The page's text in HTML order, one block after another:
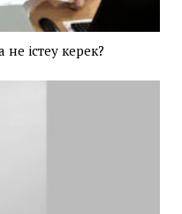
істеу керек?